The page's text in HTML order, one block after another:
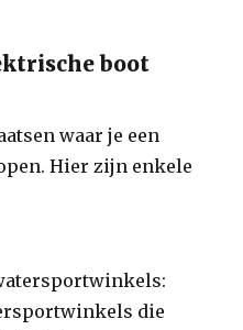
boot
waar je een
Hier zijn enkele
die